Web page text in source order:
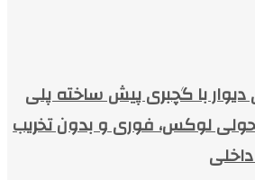
دیوار با گچبری پیش ساخته پلی
تحولی لوکس، فوری و بدون تخریب